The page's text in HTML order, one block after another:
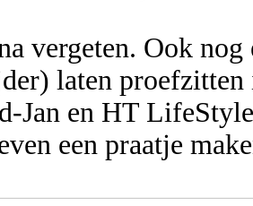
vergeten. Ook
laten
Jan en HT
een praatje